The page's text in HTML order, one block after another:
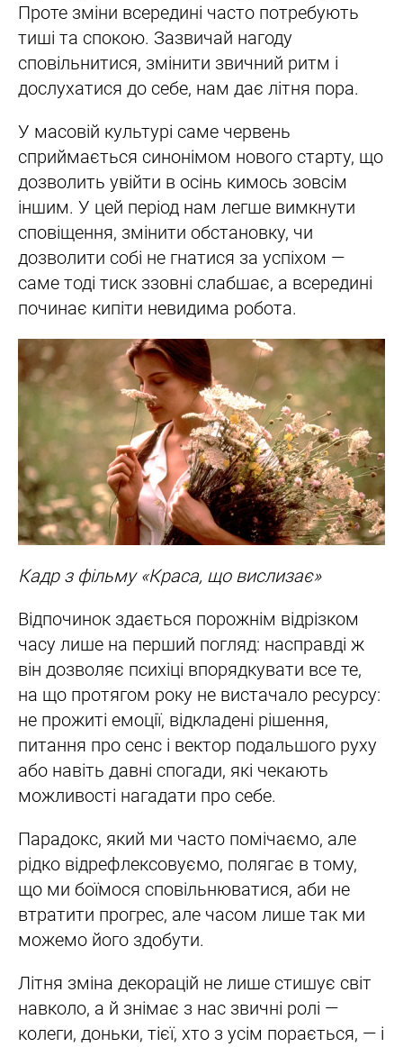
Проте зміни всередині часто потребують
тиші та спокою. Зазвичай нагоду
сповільнитися, змінити звичний ритм і
дослухатися до себе, нам дає літня пора.
У масовій культурі саме червень
сприймається синонімом нового старту, що
дозволить увійти в осінь кимось зовсім
іншим. У цей період нам легше вимкнути
сповіщення, змінити обстановку, чи
дозволити собі не гнатися за успіхом —
саме тоді тиск ззовні слабшає, а всередині
починає кипіти невидима робота.
Кадр з фільму «Краса, що вислизає»
Відпочинок здається порожнім відрізком
часу лише на перший погляд: насправді ж
він дозволяє психіці впорядкувати все те,
на що протягом року не вистачало ресурсу:
не прожиті емоції, відкладені рішення,
питання про сенс і вектор подальшого руху
або навіть давні спогади, які чекають
можливості нагадати про себе.
Парадокс, який ми часто помічаємо, але
рідко відрефлексовуємо, полягає в тому,
що ми боїмося сповільнюватися, аби не
втратити прогрес, але часом лише так ми
можемо його здобути.
Літня зміна декорацій не лише стишує світ
навколо, а й знімає з нас звичні ролі —
колеги, доньки, тієї, хто з усім порається, — і